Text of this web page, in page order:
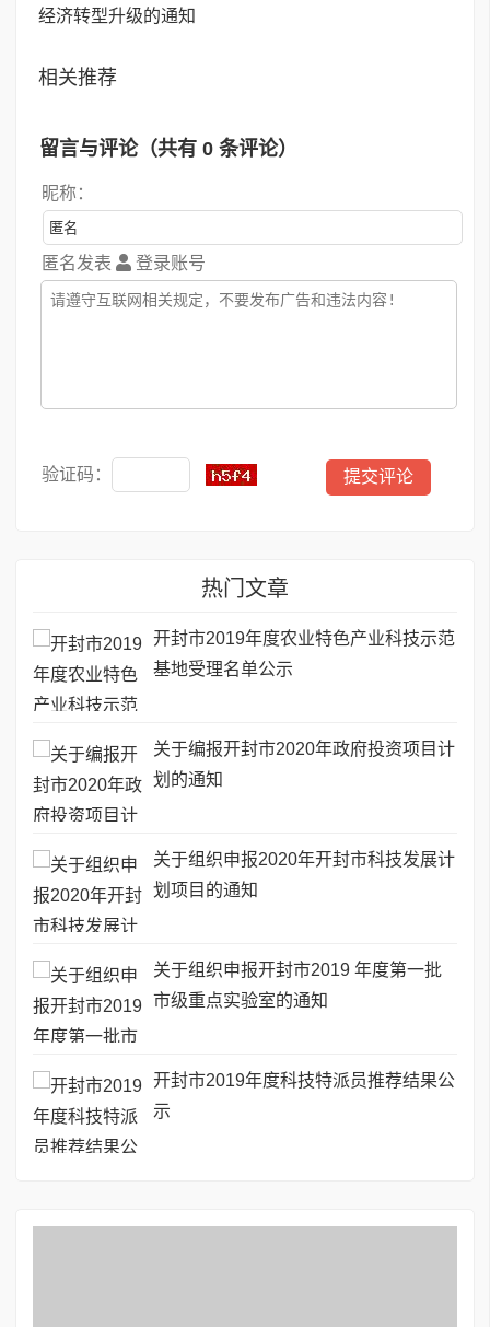
经济转型升级的通知
相关推荐
留言与评论（共有 0 条评论）
昵称：
匿名发表 登录账号
验证码：
热门文章
开封市2019年度农业特色产业科技示范
基地受理名单公示
关于编报开封市2020年政府投资项目计
划的通知
关于组织申报2020年开封市科技发展计
划项目的通知
关于组织申报开封市2019 年度第一批
市级重点实验室的通知
开封市2019年度科技特派员推荐结果公
示